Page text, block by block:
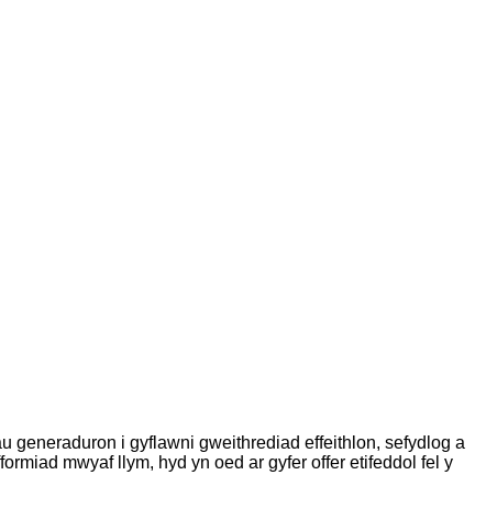
generaduron i gyflawni gweithrediad effeithlon, sefydlog a
mwyaf llym, hyd yn oed ar gyfer offer etifeddol fel y